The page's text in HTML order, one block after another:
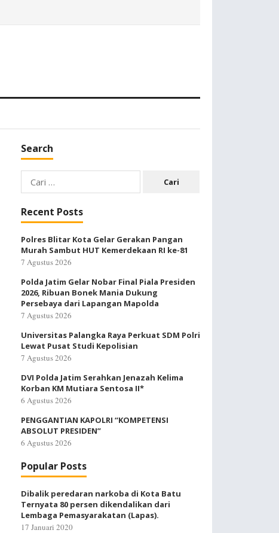
Search
Cari
untuk:
Recent Posts
Polres Blitar Kota Gelar Gerakan Pangan
Murah Sambut HUT Kemerdekaan RI ke-81
7 Agustus 2026
Polda Jatim Gelar Nobar Final Piala Presiden
2026, Ribuan Bonek Mania Dukung
Persebaya dari Lapangan Mapolda
7 Agustus 2026
Universitas Palangka Raya Perkuat SDM Polri
Lewat Pusat Studi Kepolisian
7 Agustus 2026
DVI Polda Jatim Serahkan Jenazah Kelima
Korban KM Mutiara Sentosa II*
6 Agustus 2026
PENGGANTIAN KAPOLRI “KOMPETENSI
ABSOLUT PRESIDEN”
6 Agustus 2026
Popular Posts
Dibalik peredaran narkoba di Kota Batu
Ternyata 80 persen dikendalikan dari
Lembaga Pemasyarakatan (Lapas).
17 Januari 2020